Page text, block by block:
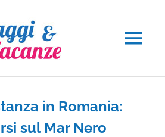
MENU
in Romania:
sul Mar Nero